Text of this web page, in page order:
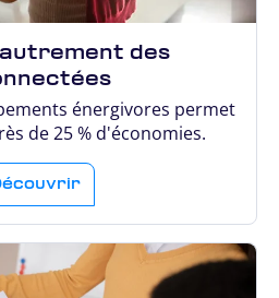
des
énergivores permet
de 25 % d'économies.